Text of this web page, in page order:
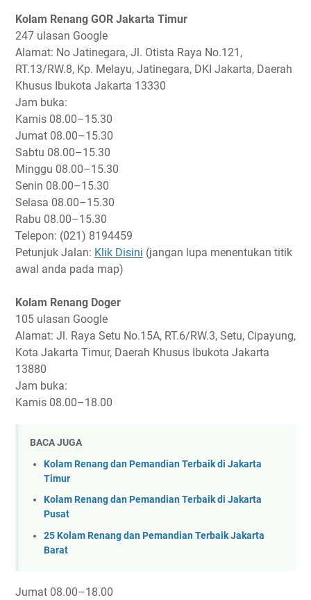
Kolam Renang GOR Jakarta Timur
247 ulasan Google
Alamat: No Jatinegara, Jl. Otista Raya No.121,
RT.13/RW.8, Kp. Melayu, Jatinegara, DKI Jakarta, Daerah
Khusus Ibukota Jakarta 13330
Jam buka:
Kamis 08.00–15.30
Jumat 08.00–15.30
Sabtu 08.00–15.30
Minggu 08.00–15.30
Senin 08.00–15.30
Selasa 08.00–15.30
Rabu 08.00–15.30
Telepon: (021) 8194459
Petunjuk Jalan: Klik Disini (jangan lupa menentukan titik
awal anda pada map)
Kolam Renang Doger
105 ulasan Google
Alamat: Jl. Raya Setu No.15A, RT.6/RW.3, Setu, Cipayung,
Kota Jakarta Timur, Daerah Khusus Ibukota Jakarta
13880
Jam buka:
Kamis 08.00–18.00
BACA JUGA
Kolam Renang dan Pemandian Terbaik di Jakarta
Timur
Kolam Renang dan Pemandian Terbaik di Jakarta
Pusat
25 Kolam Renang dan Pemandian Terbaik Jakarta
Barat
Jumat 08.00–18.00